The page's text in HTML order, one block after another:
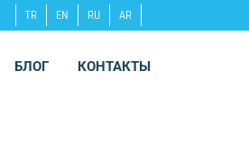
TR EN RU AR
БЛОГ КОНТАКТЫ